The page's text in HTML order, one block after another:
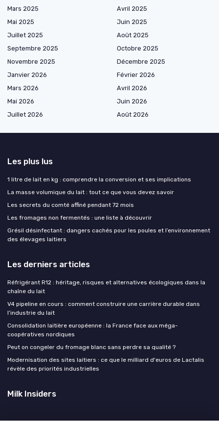
Mars 2025
Avril 2025
Mai 2025
Juin 2025
Juillet 2025
Août 2025
Septembre 2025
Octobre 2025
Novembre 2025
Décembre 2025
Janvier 2026
Février 2026
Mars 2026
Avril 2026
Mai 2026
Juin 2026
Juillet 2026
Août 2026
Les plus lus
1 litre de lait en kg : comprendre la conversion et ses implications
La masse volumique du lait : tout ce que vous devez savoir
Les secrets du comté affiné pendant 72 mois
Les fromages non fermentés : une liste à découvrir
Grésil désinfectant : dangers cachés pour les poules et l’environnement
des élevages laitiers
Les derniers articles
Réfrigérant R12 : héritage, risques et alternatives écologiques dans la
chaîne du lait
V4 pipeline en cours : comment construire une carrière durable dans
l’industrie du lait
Consolidation laitière européenne : la France face aux méga-
coopératives nordiques
Peut on congeler du fromage blanc sans perdre sa qualité ?
Modernisation des sites laitiers : ce que le milliard d'euros de Lactalis
révèle des priorités industrielles
Milk Insiders